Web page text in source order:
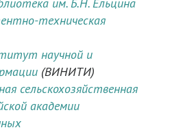
им. Б.Н. Ельцина
техническая
научной и
(ВИНИТИ)
сельскохозяйственная
академии